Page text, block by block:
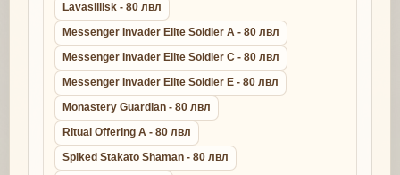
Lavasillisk - 80 лвл
Messenger Invader Elite Soldier A - 80 лвл
Messenger Invader Elite Soldier C - 80 лвл
Messenger Invader Elite Soldier E - 80 лвл
Monastery Guardian - 80 лвл
Ritual Offering A - 80 лвл
Spiked Stakato Shaman - 80 лвл